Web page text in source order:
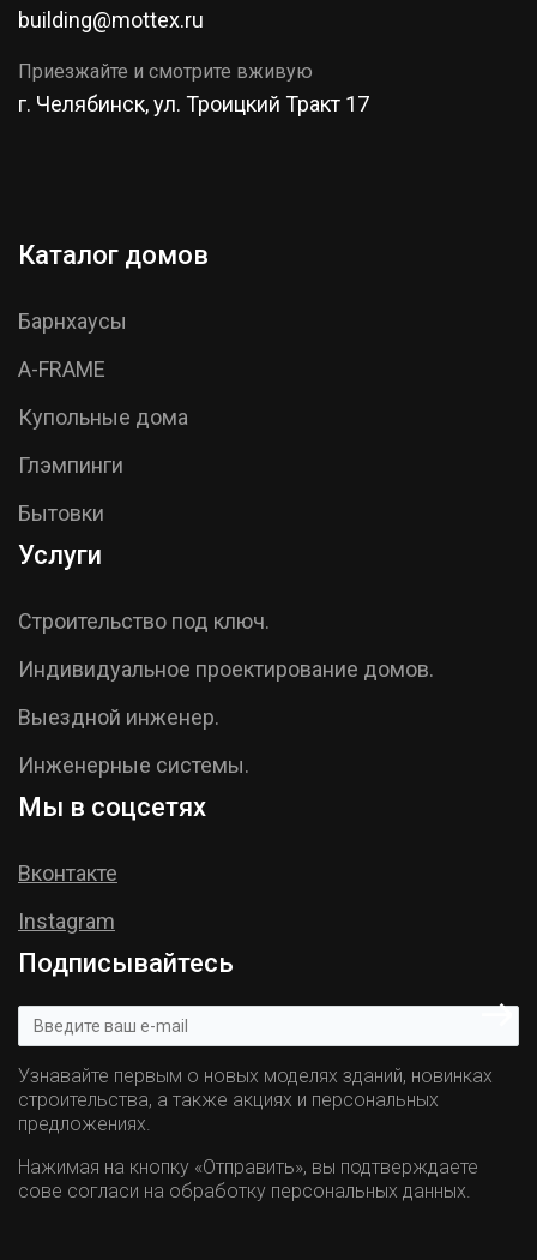
building@mottex.ru
Приезжайте и смотрите вживую
г. Челябинск, ул. Троицкий Тракт 17
Каталог домов
Барнхаусы
A-FRAME
Купольные дома
Глэмпинги
Бытовки
Услуги
Строительство под ключ.
Индивидуальное проектирование домов.
Выездной инженер.
Инженерные системы.
Мы в соцсетях
Вконтакте
Instagram
Подписывайтесь
Узнавайте первым о новых моделях зданий, новинках
строительства, а также акциях и персональных
предложениях.
Нажимая на кнопку «Отправить», вы подтверждаете
сове согласи на обработку персональных данных.